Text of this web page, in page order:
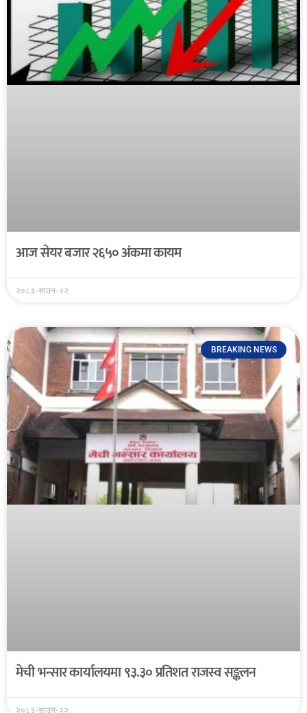
आज सेयर बजार २६५० अंकमा कायम
२०८३-साउन-२२
BREAKING NEWS
मेची भन्सार कार्यालयमा ९३.३० प्रतिशत राजस्व सङ्कलन
२०८३-साउन-२२